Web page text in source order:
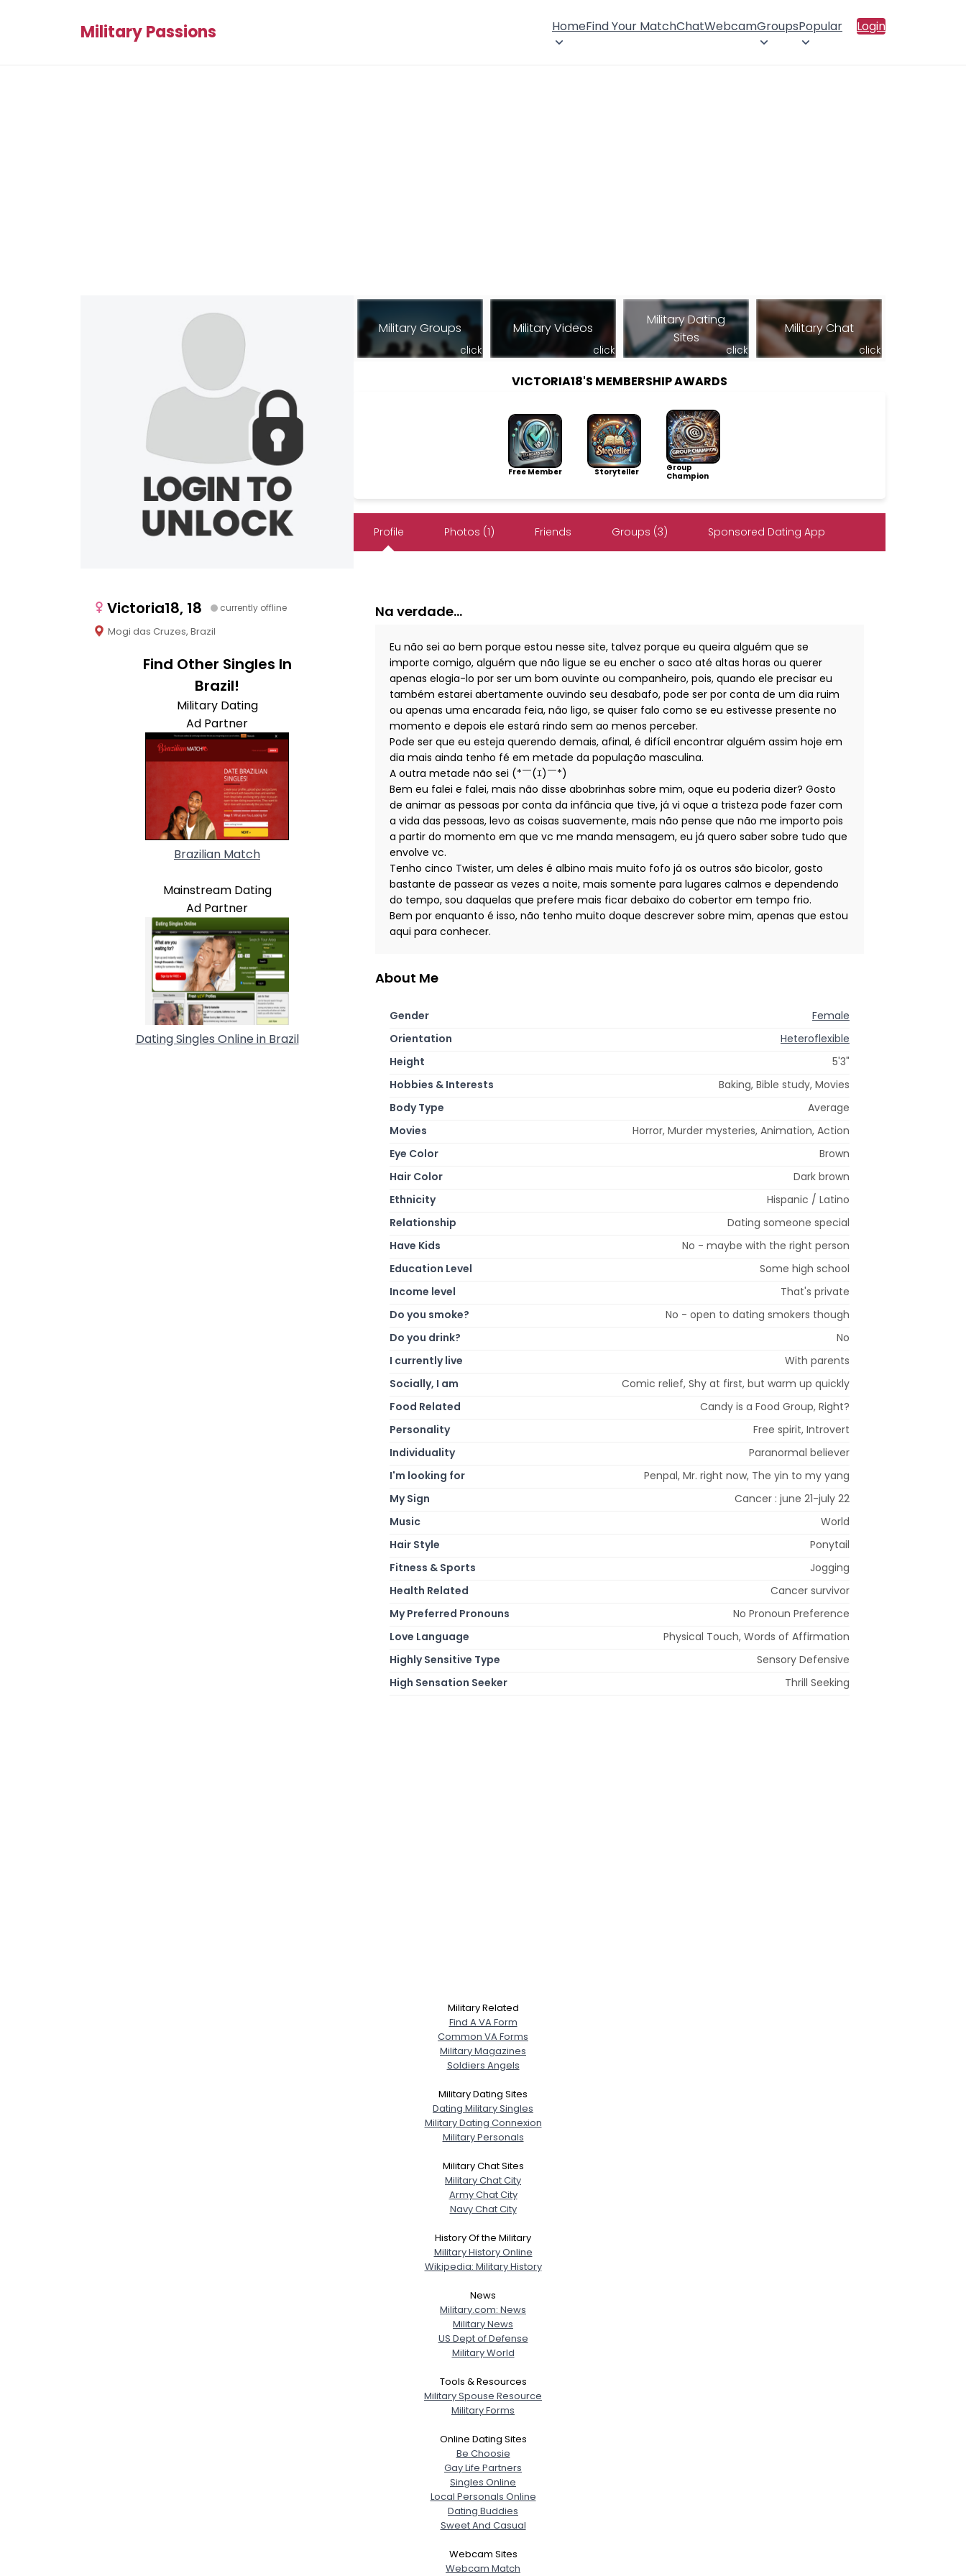
Military Passions HomeFind Your MatchChatWebcamGroupsPopular Login
Victoria18, 18 currently offline
Mogi das Cruzes, Brazil
Find Other Singles In
Brazil!
Military Dating
Ad Partner
Brazilian Match
Mainstream Dating
Ad Partner
Dating Singles Online in Brazil
Military Groups
click
Military Videos
click
Military Dating
Sites
click
Military Chat
click
VICTORIA18'S MEMBERSHIP AWARDS
Free Member Storyteller
Group
Champion
Profile Photos (1) Friends Groups (3) Sponsored Dating App
Na verdade...
Eu não sei ao bem porque estou nesse site, talvez porque eu queira alguém que se
importe comigo, alguém que não ligue se eu encher o saco até altas horas ou querer
apenas elogia-lo por ser um bom ouvinte ou companheiro, pois, quando ele precisar eu
também estarei abertamente ouvindo seu desabafo, pode ser por conta de um dia ruim
ou apenas uma encarada feia, não ligo, se quiser falo como se eu estivesse presente no
momento e depois ele estará rindo sem ao menos perceber.
Pode ser que eu esteja querendo demais, afinal, é difícil encontrar alguém assim hoje em
dia mais ainda tenho fé em metade da população masculina.
A outra metade não sei (⁠*⁠￣⁠(⁠ｴ⁠)⁠￣⁠*⁠)
Bem eu falei e falei, mais não disse abobrinhas sobre mim, oque eu poderia dizer? Gosto
de animar as pessoas por conta da infância que tive, já vi oque a tristeza pode fazer com
a vida das pessoas, levo as coisas suavemente, mais não pense que não me importo pois
a partir do momento em que vc me manda mensagem, eu já quero saber sobre tudo que
envolve vc.
Tenho cinco Twister, um deles é albino mais muito fofo já os outros são bicolor, gosto
bastante de passear as vezes a noite, mais somente para lugares calmos e dependendo
do tempo, sou daquelas que prefere mais ficar debaixo do cobertor em tempo frio.
Bem por enquanto é isso, não tenho muito doque descrever sobre mim, apenas que estou
aqui para conhecer.
About Me
Gender
Female
Orientation
Heteroflexible
Height
5'3"
Hobbies & Interests
Baking, Bible study, Movies
Body Type
Average
Movies
Horror, Murder mysteries, Animation, Action
Eye Color
Brown
Hair Color
Dark brown
Ethnicity
Hispanic / Latino
Relationship
Dating someone special
Have Kids
No - maybe with the right person
Education Level
Some high school
Income level
That's private
Do you smoke?
No - open to dating smokers though
Do you drink?
No
I currently live
With parents
Socially, I am
Comic relief, Shy at first, but warm up quickly
Food Related
Candy is a Food Group, Right?
Personality
Free spirit, Introvert
Individuality
Paranormal believer
I'm looking for
Penpal, Mr. right now, The yin to my yang
My Sign
Cancer : june 21-july 22
Music
World
Hair Style
Ponytail
Fitness & Sports
Jogging
Health Related
Cancer survivor
My Preferred Pronouns
No Pronoun Preference
Love Language
Physical Touch, Words of Affirmation
Highly Sensitive Type
Sensory Defensive
High Sensation Seeker
Thrill Seeking
Military Related
Find A VA Form
Common VA Forms
Military Magazines
Soldiers Angels
Military Dating Sites
Dating Military Singles
Military Dating Connexion
Military Personals
Military Chat Sites
Military Chat City
Army Chat City
Navy Chat City
History Of the Military
Military History Online
Wikipedia: Military History
News
Military.com: News
Military News
US Dept of Defense
Military World
Tools & Resources
Military Spouse Resource
Military Forms
Online Dating Sites
Be Choosie
Gay Life Partners
Singles Online
Local Personals Online
Dating Buddies
Sweet And Casual
Webcam Sites
Webcam Match